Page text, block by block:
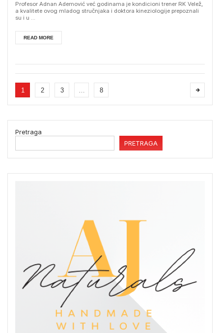
Profesor Adnan Ademović već godinama je kondicioni trener RK Velež,
a kvalitete ovog mladog stručnjaka i doktora kineziologije prepoznali
su i u ...
READ MORE
1 2 3 … 8
Pretraga
PRETRAGA